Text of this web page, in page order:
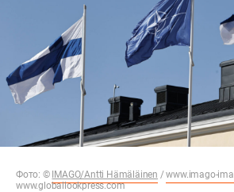
Фото: © IMAGO/Antti Hämäläinen /www.imago-
www.globallookpress.com